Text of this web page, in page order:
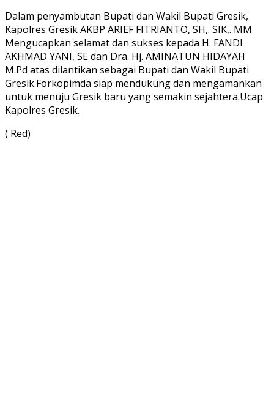
Dalam penyambutan Bupati dan Wakil Bupati Gresik,
Kapolres Gresik AKBP ARIEF FITRIANTO, SH,. SIK,. MM
Mengucapkan selamat dan sukses kepada H. FANDI
AKHMAD YANI, SE dan Dra. Hj. AMINATUN HIDAYAH
M.Pd atas dilantikan sebagai Bupati dan Wakil Bupati
Gresik.Forkopimda siap mendukung dan mengamankan
untuk menuju Gresik baru yang semakin sejahtera.Ucap
Kapolres Gresik.
( Red)